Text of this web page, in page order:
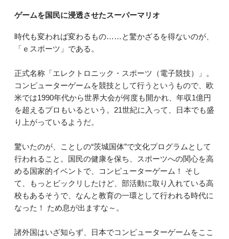
ゲームを国民に浸透させたスーパーマリオ
時代も変われば変わるもの……と驚かざるを得ないのが、
「ｅスポーツ」である。
正式名称「エレクトロニック・スポーツ（電子競技）」。
コンピューターゲームを競技として行うというもので、欧
米では1990年代から世界大会が何度も開かれ、年収1億円
を超えるプロもいるという。21世紀に入って、日本でも盛
り上がっているようだ。
驚いたのが、ことしの“茨城国体”で文化プログラムとして
行われること。国民の健康を保ち、スポーツへの関心を高
める国家的イベントで、コンピューターゲーム！ そし
て、もっとビックリしたけど、部活動に取り入れている高
校もあるそうで、なんと教育の一環として行われる時代に
なった！ ため息が出ますな～。
諸外国はいざ知らず、日本でコンピューターゲームをここ